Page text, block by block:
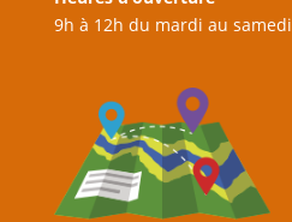
9h à 12h du mardi au samedi